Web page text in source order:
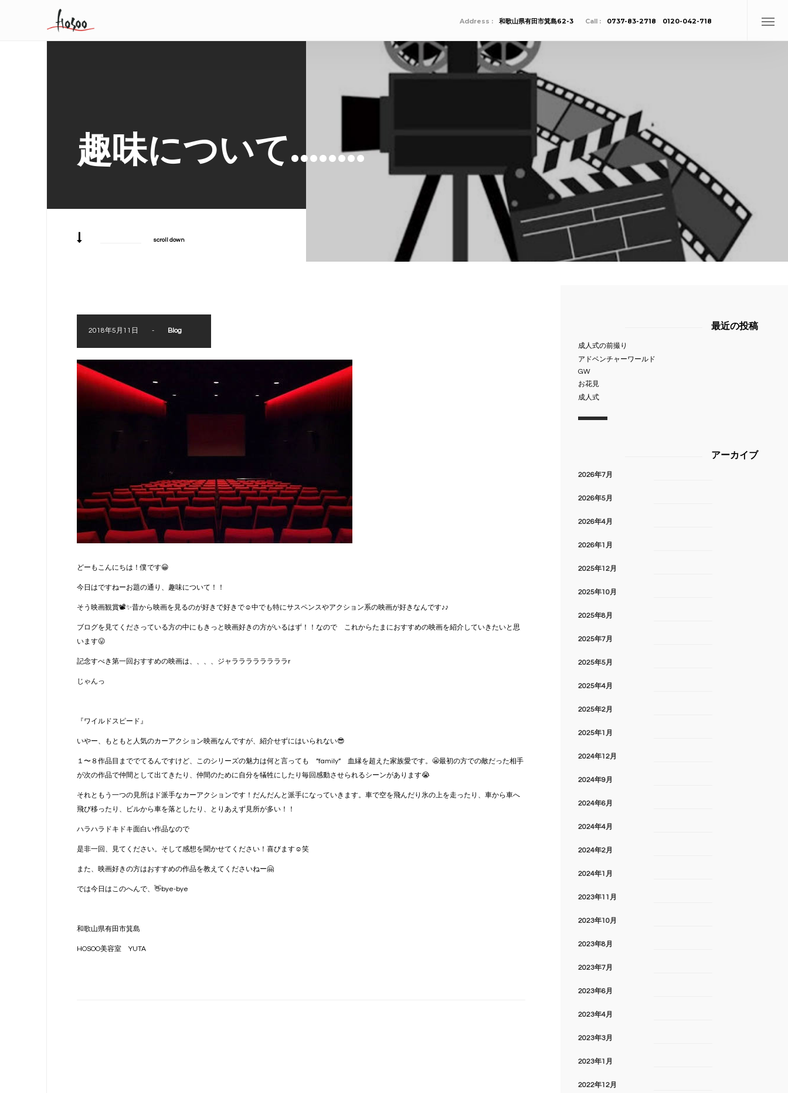
Address : 和歌山県有田市箕島62-3 Call : 0737-83-2718 0120-042-718
趣味について……..
scroll down
2018年5月11日 - Blog
どーもこんにちは！僕です😀
今日はですねーお題の通り、趣味について！！
そう映画観賞📽✨昔から映画を見るのが好きで好きで☺中でも特にサスペンスやアクション系の映画が好きなんです♪♪
ブログを見てくださっている方の中にもきっと映画好きの方がいるはず！！なので これからたまにおすすめの映画を紹介していきたいと思
います😛
記念すべき第一回おすすめの映画は、、、、ジャララララララララr
じゃんっ
『ワイルドスピード』
いやー、もともと人気のカーアクション映画なんですが、紹介せずにはいられない😎
１〜８作品目まででてるんですけど、このシリーズの魅力は何と言っても ”family” 血縁を超えた家族愛です。😬最初の方での敵だった相手
が次の作品で仲間として出てきたり、仲間のために自分を犠牲にしたり毎回感動させられるシーンがあります😭
それともう一つの見所はド派手なカーアクションです！だんだんと派手になっていきます。車で空を飛んだり氷の上を走ったり、車から車へ
飛び移ったり、ビルから車を落としたり、とりあえず見所が多い！！
ハラハラドキドキ面白い作品なので
是非一回、見てください。そして感想を聞かせてください！喜びます☺笑
また、映画好きの方はおすすめの作品を教えてくださいねー🤗
では今日はこのへんで、👋bye-bye
和歌山県有田市箕島
HOSOO美容室 YUTA
最近の投稿
成人式の前撮り
アドベンチャーワールド
GW
お花見
成人式
アーカイブ
2026年7月
2026年5月
2026年4月
2026年1月
2025年12月
2025年10月
2025年8月
2025年7月
2025年5月
2025年4月
2025年2月
2025年1月
2024年12月
2024年9月
2024年6月
2024年4月
2024年2月
2024年1月
2023年11月
2023年10月
2023年8月
2023年7月
2023年6月
2023年4月
2023年3月
2023年1月
2022年12月